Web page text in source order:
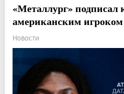
«Металлург» подписал
американским игроком
Новости